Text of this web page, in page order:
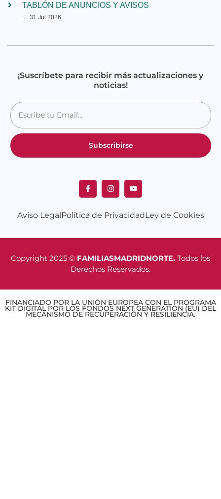
TABLÓN DE ANUNCIOS Y AVISOS
31 Jul 2026
¡Suscríbete para recibir más actualizaciones y
noticias!
Subscribirse
Aviso LegalPolítica de PrivacidadLey de Cookies
Copyright 2025 © FAMILIASMADRIDNORTE. Todos los
Derechos Reservados.
FINANCIADO POR LA UNIÓN EUROPEA CON EL PROGRAMA
KIT DIGITAL POR LOS FONDOS NEXT GENERATION (EU) DEL
MECANISMO DE RECUPERACIÓN Y RESILIENCIA.